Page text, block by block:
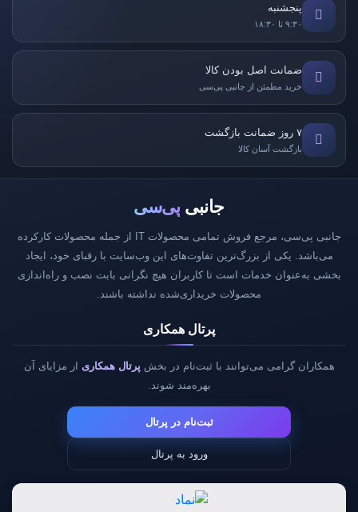
پنجشنبه
۹:۳۰ تا ۱۸:۳۰
ضمانت اصل بودن کالا
خرید مطمئن از جانبی پی‌سی
۷ روز ضمانت بازگشت
بازگشت آسان کالا
جانبی پی‌سی
جانبی پی‌سی، مرجع فروش تمامی محصولات IT از جمله محصولات کارکرده
می‌باشد. یکی از بزرگ‌ترین تفاوت‌های این وب‌سایت با رقبای خود، ایجاد
بخشی به‌عنوان خدمات است تا کاربران هیچ نگرانی بابت نصب و راه‌اندازی
محصولات خریداری‌شده نداشته باشند.
پرتال همکاری
همکاران گرامی می‌توانند با ثبت‌نام در بخش پرتال همکاری از مزایای آن
بهره‌مند شوند.
ثبت‌نام در پرتال
ورود به پرتال